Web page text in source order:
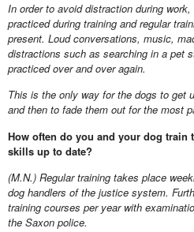
In order to avoid distraction during
practiced during training and regular
present. Loud conversations, music,
distractions such as searching in a pet
practiced over and over again.
This is the only way for the dogs to get
and then to fade them out for the most
How often do you and your dog train
skills up to date?
(M.N.) Regular training takes place
dog handlers of the justice system.
training courses per year with
the Saxon police.